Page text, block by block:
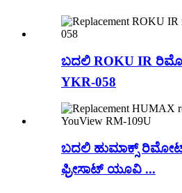
ಬದಲಿ ROKU IR
YKR-058
ಬದಲಿ ಹುಮಾಕ್ಸ್
ಫ್ರೀಸಾಟ್ ಯೂವಿ ...